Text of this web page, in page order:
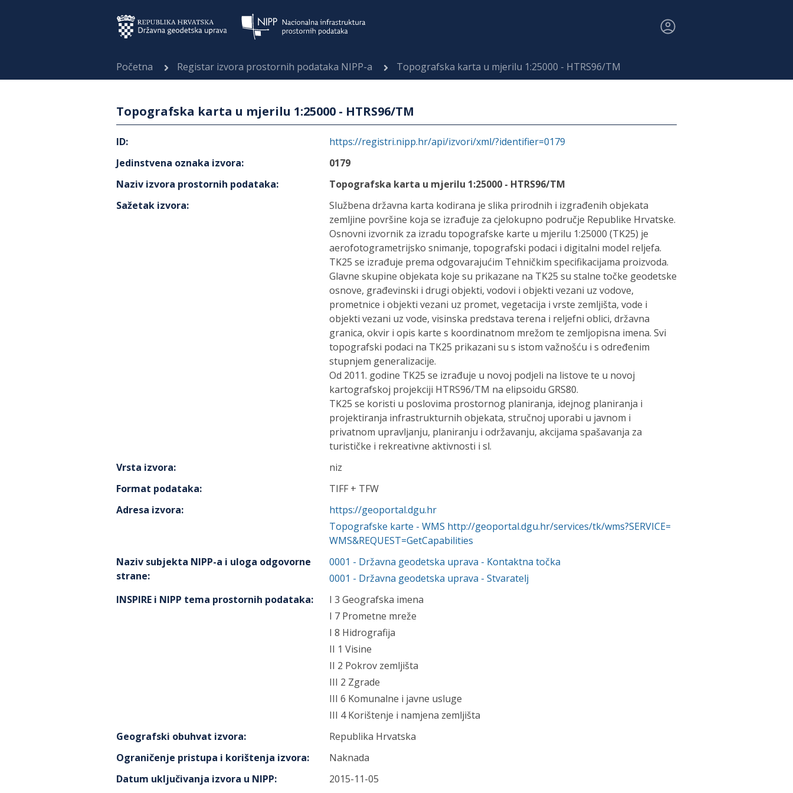
Početna Registar izvora prostornih podataka NIPP-a Topografska karta u mjerilu 1:25000 - HTRS96/TM
Topografska karta u mjerilu 1:25000 - HTRS96/TM
ID:
https://registri.nipp.hr/api/izvori/xml/?identifier=0179
Jedinstvena oznaka izvora:
0179
Naziv izvora prostornih podataka:
Topografska karta u mjerilu 1:25000 - HTRS96/TM
Sažetak izvora:
Službena državna karta kodirana je slika prirodnih i izgrađenih objekata
zemljine površine koja se izrađuje za cjelokupno područje Republike Hrvatske.
Osnovni izvornik za izradu topografske karte u mjerilu 1:25000 (TK25) je
aerofotogrametrijsko snimanje, topografski podaci i digitalni model reljefa.
TK25 se izrađuje prema odgovarajućim Tehničkim specifikacijama proizvoda.
Glavne skupine objekata koje su prikazane na TK25 su stalne točke geodetske
osnove, građevinski i drugi objekti, vodovi i objekti vezani uz vodove,
prometnice i objekti vezani uz promet, vegetacija i vrste zemljišta, vode i
objekti vezani uz vode, visinska predstava terena i reljefni oblici, državna
granica, okvir i opis karte s koordinatnom mrežom te zemljopisna imena. Svi
topografski podaci na TK25 prikazani su s istom važnošću i s određenim
stupnjem generalizacije.
Od 2011. godine TK25 se izrađuje u novoj podjeli na listove te u novoj
kartografskoj projekciji HTRS96/TM na elipsoidu GRS80.
TK25 se koristi u poslovima prostornog planiranja, idejnog planiranja i
projektiranja infrastrukturnih objekata, stručnoj uporabi u javnom i
privatnom upravljanju, planiranju i održavanju, akcijama spašavanja za
turističke i rekreativne aktivnosti i sl.
Vrsta izvora:
niz
Format podataka:
TIFF + TFW
Adresa izvora:
https://geoportal.dgu.hr
Topografske karte - WMS http://geoportal.dgu.hr/services/tk/wms?SERVICE=
WMS&REQUEST=GetCapabilities
Naziv subjekta NIPP-a i uloga odgovorne
strane:
0001 - Državna geodetska uprava - Kontaktna točka
0001 - Državna geodetska uprava - Stvaratelj
INSPIRE i NIPP tema prostornih podataka:
I 3 Geografska imena
I 7 Prometne mreže
I 8 Hidrografija
II 1 Visine
II 2 Pokrov zemljišta
III 2 Zgrade
III 6 Komunalne i javne usluge
III 4 Korištenje i namjena zemljišta
Geografski obuhvat izvora:
Republika Hrvatska
Ograničenje pristupa i korištenja izvora:
Naknada
Datum uključivanja izvora u NIPP: 2015-11-05